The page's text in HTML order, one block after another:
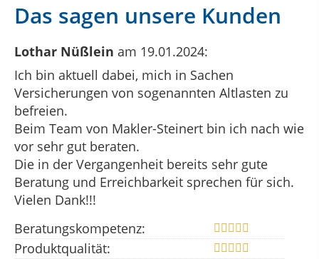
Das sagen unsere Kunden
Lothar Nüßlein am 19.01.2024:
Ich bin aktuell dabei, mich in Sachen
Versicherungen von sogenannten Altlasten zu
befreien.
Beim Team von Makler-Steinert bin ich nach wie
vor sehr gut beraten.
Die in der Vergangenheit bereits sehr gute
Beratung und Erreichbarkeit sprechen für sich.
Vielen Dank!!!
Beratungskompetenz:
Produktqualität: